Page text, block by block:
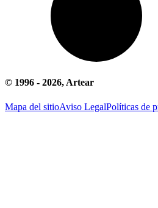
© 1996 - 2026, Artear
Mapa del sitioAviso LegalPolíticas de